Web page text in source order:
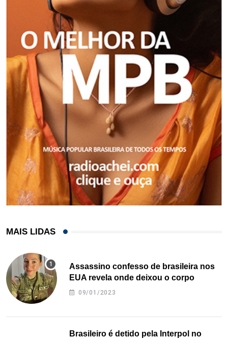
MAIS LIDAS
Assassino confesso de brasileira nos
EUA revela onde deixou o corpo
09/01/2023
Brasileiro é detido pela Interpol no